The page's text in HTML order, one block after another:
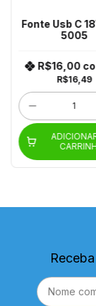
Fonte Usb C
5005
R$16,49
R$16,00